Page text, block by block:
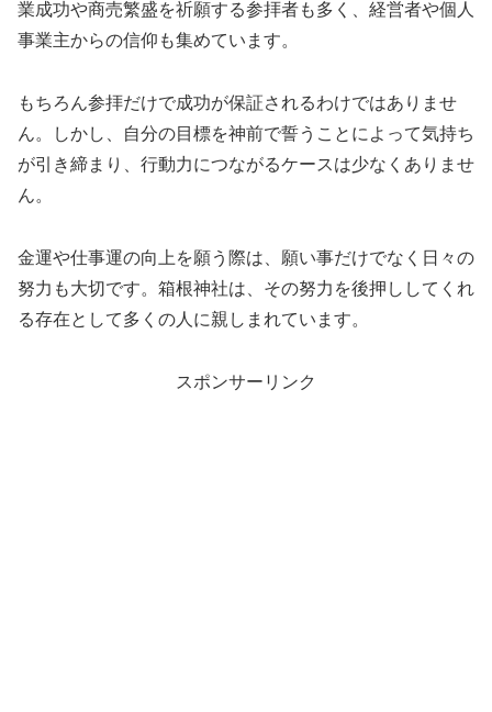
業成功や商売繁盛を祈願する参拝者も多く、経営者や個人
事業主からの信仰も集めています。
もちろん参拝だけで成功が保証されるわけではありませ
ん。しかし、自分の目標を神前で誓うことによって気持ち
が引き締まり、行動力につながるケースは少なくありませ
ん。
金運や仕事運の向上を願う際は、願い事だけでなく日々の
努力も大切です。箱根神社は、その努力を後押ししてくれ
る存在として多くの人に親しまれています。
スポンサーリンク